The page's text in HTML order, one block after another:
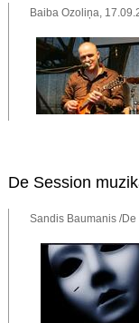
Baiba Ozoliņa,
De Session
Sandis Baumanis /